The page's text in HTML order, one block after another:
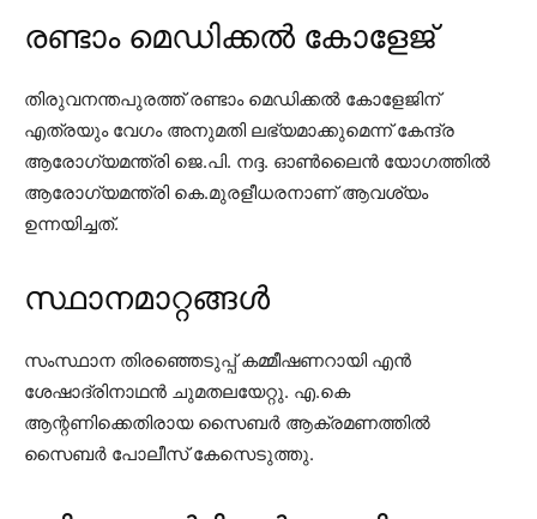
രണ്ടാം മെഡിക്കൽ കോളേജ്
തിരുവനന്തപുരത്ത് രണ്ടാം മെഡിക്കൽ കോളേജിന്
എത്രയും വേഗം അനുമതി ലഭ്യമാക്കുമെന്ന് കേന്ദ്ര
ആരോഗ്യമന്ത്രി ജെ.പി. നദ്ദ. ഓൺലൈൻ യോഗത്തിൽ
ആരോഗ്യമന്ത്രി കെ.മുരളീധരനാണ് ആവശ്യം
ഉന്നയിച്ചത്.
സ്ഥാനമാറ്റങ്ങൾ
സംസ്ഥാന തിരഞ്ഞെടുപ്പ് കമ്മീഷണറായി എൻ
ശേഷാദ്രിനാഥൻ ചുമതലയേറ്റു. എ.കെ
ആന്റണിക്കെതിരായ സൈബര്‍ ആക്രമണത്തിൽ
സൈബർ പോലീസ് കേസെടുത്തു.